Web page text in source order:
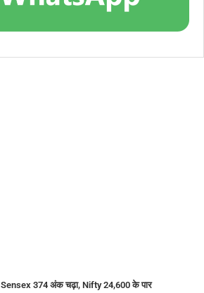
Sensex 374 अंक चढ़ा, Nifty 24,600 के पार